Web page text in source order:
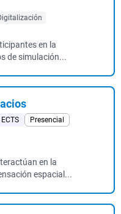
en la
de simulación...
Presencial
en la
espacial...